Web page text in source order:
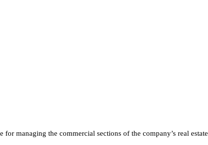
managing the commercial sections of the company’s real estate